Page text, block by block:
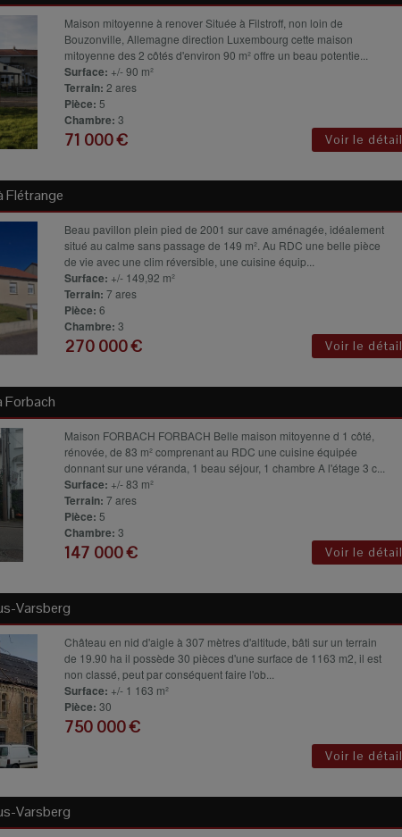
Maison mitoyenne à renover Située à Filstroff, non loin de
Bouzonville, Allemagne direction Luxembourg cette maison
mitoyenne des 2 côtés d'environ 90 m² offre un beau potentie...
Surface: +/- 90 m²
Terrain: 2 ares
Pièce: 5
Chambre: 3
71 000 € Voir le détail
Flétrange
Beau pavillon plein pied de 2001 sur cave aménagée, idéalement
situé au calme sans passage de 149 m². Au RDC une belle pièce
de vie avec une clim réversible, une cuisine équip...
Surface: +/- 149,92 m²
Terrain: 7 ares
Pièce: 6
Chambre: 3
270 000 € Voir le détail
Forbach
Maison FORBACH FORBACH Belle maison mitoyenne d 1 côté,
rénovée, de 83 m² comprenant au RDC une cuisine équipée
donnant sur une véranda, 1 beau séjour, 1 chambre A l'étage 3 c...
Surface: +/- 83 m²
Terrain: 7 ares
Pièce: 5
Chambre: 3
147 000 € Voir le détail
Varsberg
Château en nid d'aigle à 307 mètres d'altitude, bâti sur un terrain
de 19.90 ha il possède 30 pièces d'une surface de 1163 m2, il est
non classé, peut par conséquent faire l'ob...
Surface: +/- 1 163 m²
Pièce: 30
750 000 €
Voir le détail
Varsberg